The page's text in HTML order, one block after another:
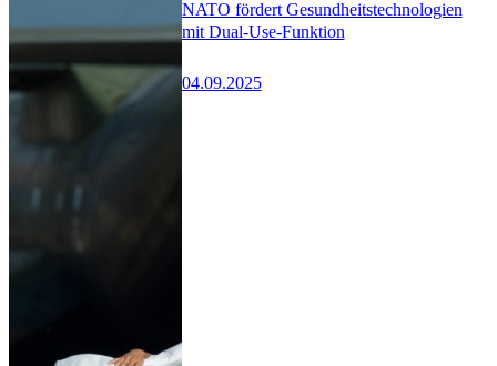
NATO fördert Gesundheitstechnologien
mit Dual-Use-Funktion
04.09.2025